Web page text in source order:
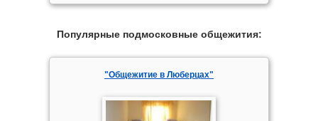
Популярные подмосковные общежития:
"Общежитие в Люберцах"